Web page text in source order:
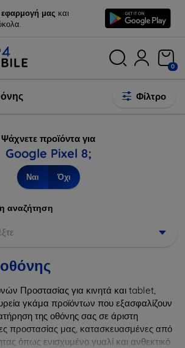
εφαρμογή μας και
0
Φίλτρο
Ψάχνετε προϊόντα για
Google Pixel 8;
Ναι Όχι
αναζήτηση
Προστασίας για κινητά και tablet,
γκάμα προϊόντων που εξασφαλίζουν
της οθόνης σας σε άριστη
προστασίας μας, κατασκευασμένες από
όπως ενισχυμένο γυαλί και ανθεκτικό